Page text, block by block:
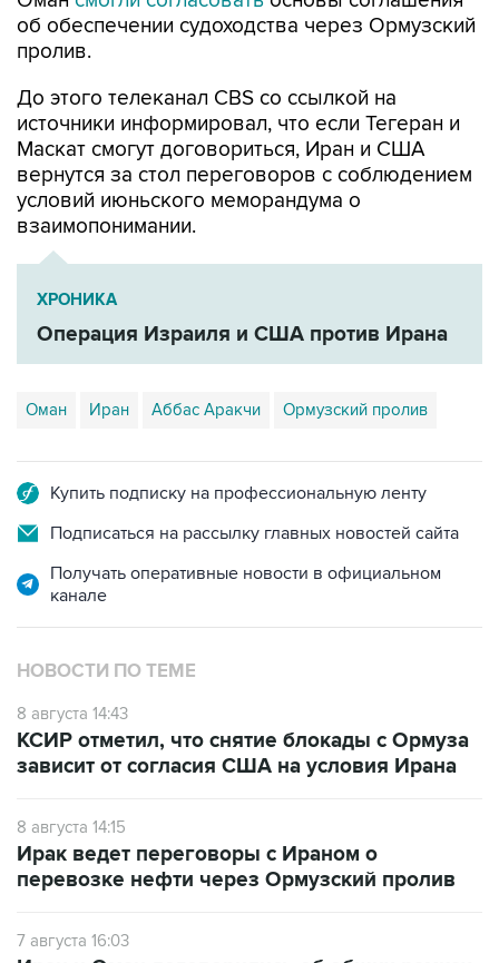
об обеспечении судоходства через Ормузский
пролив.
До этого телеканал CBS со ссылкой на
источники информировал, что если Тегеран и
Маскат смогут договориться, Иран и США
вернутся за стол переговоров с соблюдением
условий июньского меморандума о
взаимопонимании.
ХРОНИКА
Операция Израиля и США против Ирана
Оман Иран Аббас Аракчи Ормузский пролив
Купить подписку на профессиональную ленту
Подписаться на рассылку главных новостей сайта
Получать оперативные новости в официальном
канале
НОВОСТИ ПО ТЕМЕ
8 августа 14:43
КСИР отметил, что снятие блокады с Ормуза
зависит от согласия США на условия Ирана
8 августа 14:15
Ирак ведет переговоры с Ираном о
перевозке нефти через Ормузский пролив
7 августа 16:03